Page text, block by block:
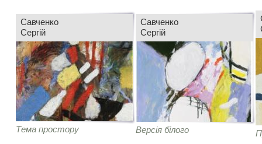
Савченко
Сергій
Тема простору
Савченко
Сергій
Версія білого